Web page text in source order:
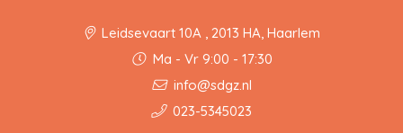
Leidsevaart 10A , 2013 HA, Haarlem
Ma - Vr 9:00 - 17:30
info@sdgz.nl
023-5345023